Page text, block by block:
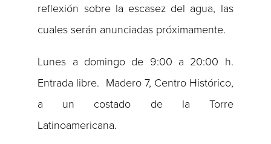
reflexión sobre la escasez del agua, las
cuales serán anunciadas próximamente.
Lunes a domingo de 9:00 a 20:00 h.
Entrada libre. Madero 7, Centro Histórico,
a un costado de la Torre
Latinoamericana.